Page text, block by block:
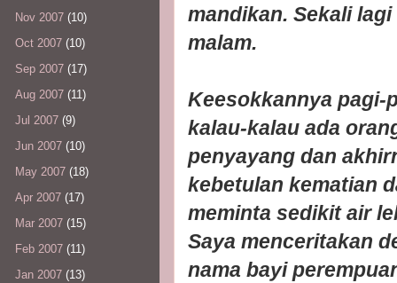
mandikan. Sekali
malam.
Keesokkannya pagi-
kalau-kalau ada
penyayang dan
kebetulan kematian
meminta sedikit air
Saya menceritakan
nama bayi
Nov 2007 (10)
Oct 2007 (10)
Sep 2007 (17)
Aug 2007 (11)
Jul 2007 (9)
Jun 2007 (10)
May 2007 (18)
Apr 2007 (17)
Mar 2007 (15)
Feb 2007 (11)
Jan 2007 (13)